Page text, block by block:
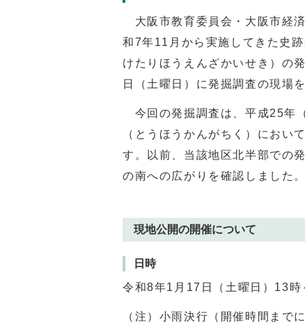
大阪市教育委員会・大阪市経
和7年11 月から実施してきた史
けたりほうえんざかいせき）の
日（土曜日）に発掘調査の現場
今回の発掘調査は、平成25年
（とうほうかんがちく）におい
す。以前、当該地区北半部での
の南への広がりを確認しました。
現地公開の開催について
日時
令和8年1 月 17 日（土曜日） 13時
（注）小雨決行（開催時間まで